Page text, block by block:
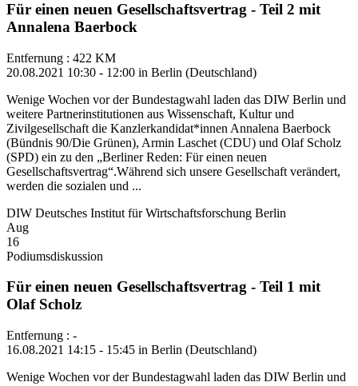
Für einen neuen Gesellschaftsvertrag - Teil 2 mit
Annalena Baerbock
Entfernung : 422 KM
20.08.2021 10:30 - 12:00 in Berlin (Deutschland)
Wenige Wochen vor der Bundestagwahl laden das DIW Berlin und
weitere Partnerinstitutionen aus Wissenschaft, Kultur und
Zivilgesellschaft die Kanzlerkandidat*innen Annalena Baerbock
(Bündnis 90/Die Grünen), Armin Laschet (CDU) und Olaf Scholz
(SPD) ein zu den „Berliner Reden: Für einen neuen
Gesellschaftsvertrag“.Während sich unsere Gesellschaft verändert,
werden die sozialen und ...
DIW Deutsches Institut für Wirtschaftsforschung Berlin
Aug
16
Podiumsdiskussion
Für einen neuen Gesellschaftsvertrag - Teil 1 mit
Olaf Scholz
Entfernung : -
16.08.2021 14:15 - 15:45 in Berlin (Deutschland)
Wenige Wochen vor der Bundestagwahl laden das DIW Berlin und